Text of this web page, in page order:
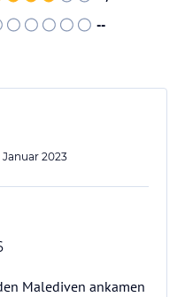
verfügbar, um die
auch Inseltouren und
mit Hilfe von KI. Alle
der Buchung die
--
Januar 2023
Malediven ankamen